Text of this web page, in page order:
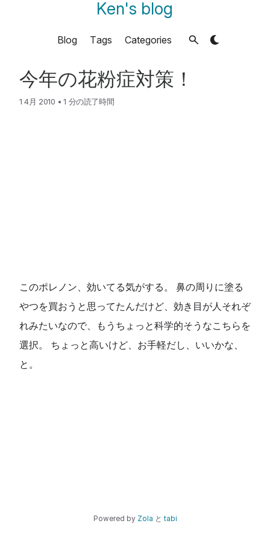
Ken's blog
Blog Tags Categories
今年の花粉症対策！
1 4月 2010 • 1 分の読了時間
このポレノン、効いてる気がする。 鼻の周りに塗る
やつを買おうと思ってたんだけど、効き目が人それぞ
れみたいなので、もうちょっと科学的そうなこちらを
選択。 ちょっと高いけど、お手軽だし、いいかな、
と。
Powered by Zola と tabi